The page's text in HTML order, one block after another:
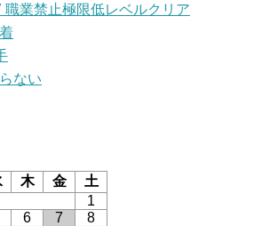
職業禁止極限低レベルクリア
ない
木 金 土
1
6 7
8